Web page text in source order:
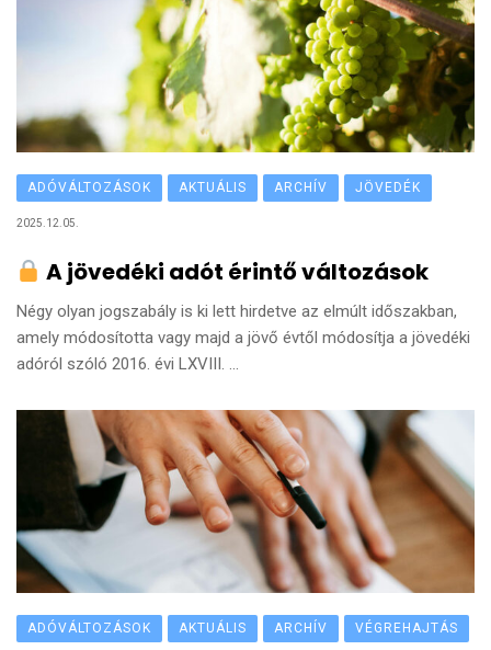
ADÓVÁLTOZÁSOK AKTUÁLIS ARCHÍV JÖVEDÉK
2025.12.05.
A jövedéki adót érintő változások
Négy olyan jogszabály is ki lett hirdetve az elmúlt időszakban,
amely módosította vagy majd a jövő évtől módosítja a jövedéki
adóról szóló 2016. évi LXVIII. ...
ADÓVÁLTOZÁSOK AKTUÁLIS ARCHÍV VÉGREHAJTÁS